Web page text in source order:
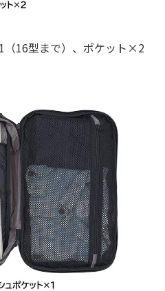
16型まで）、ポケット×2